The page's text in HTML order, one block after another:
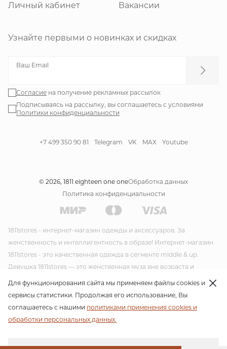
Для функционирования сайта мы применяем файлы cookies и
сервисы статистики. Продолжая его использование, Вы
соглашаетесь с нашими политиками применения cookies и
обработки персональных данных.
Личный кабинет Вакансии
Узнайте первыми о новинках и скидках
Ваш Email
Согласие на получение рекламных рассылок
Подписываясь на рассылку, вы соглашаетесь с условиями
Политики конфиденциальности
+7 499 350 90 81 Telegram VK MAX Youtube
© 2026, 1811 eighteen one oneОбработка данных
Политика конфиденциальности
1811stores - интернет-магазин одежды и аксессуаров. За
женственность и интеллигентность в образе! Интернет-магазин
1811stores - это качественная одежда в сегменте middle & up.
Девушка 1811stores — это женственная муза вне возраста и
времени. Красивая и утонченная она несет благородство и стиль
в своем образе. Модная одежда и модные аксессуары от
интернет-магазина 1811stores несут благородство и стиль в своем
образе. Своим стилем 1811stores пропагандирует женственность